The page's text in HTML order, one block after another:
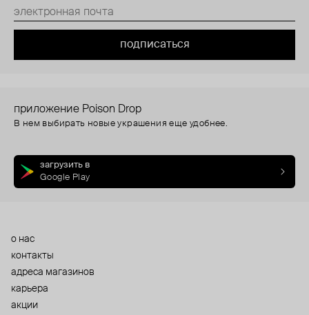
подписаться
приложение Poison Drop
В нем выбирать новые украшения еще удобнее.
загрузить в
Google Play
о нас
контакты
адреса магазинов
карьера
акции